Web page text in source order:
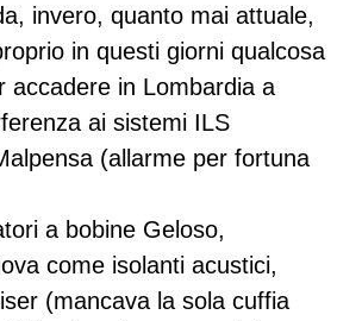
invero, quanto mai attuale,
in questi giorni qualcosa
accadere in Lombardia a
ai sistemi ILS
(allarme per fortuna
a bobine Geloso,
come isolanti acustici,
(mancava la sola cuffia